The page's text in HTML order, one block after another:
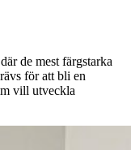
de mest färgstarka
för att bli en
vill utveckla